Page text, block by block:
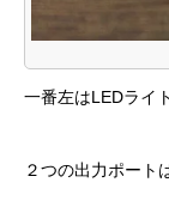
一番左はLEDライ
２つの出力ポート